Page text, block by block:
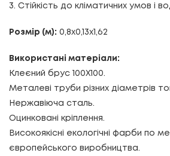
3. Стійкість до кліматичних умов і
Розмір (м): 0,8х0,13х1,62
Використані матеріали:
Клеєний брус 100Х100.
Металеві труби різних діаметрів
Нержавіюча сталь.
Оцинковані кріплення.
Високоякісні екологічні фарби по
європейського виробництва.